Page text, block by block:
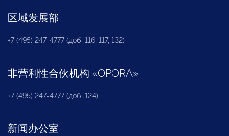
区域发展部
+7 (495) 247-4777 (доб. 116, 117, 132)
非营利性合伙机构 «OPORA»
+7 (495) 247-4777 (доб. 124)
新闻办公室